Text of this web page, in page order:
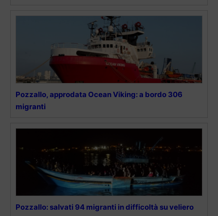
Pozzallo, approdata Ocean Viking: a bordo 306
migranti
Pozzallo: salvati 94 migranti in difficoltà su veliero